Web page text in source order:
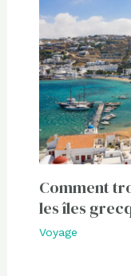
Comment
les îles
Voyage